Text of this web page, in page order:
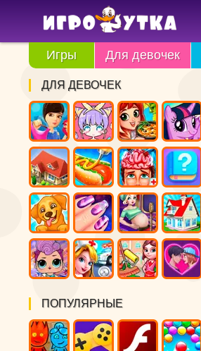
Игры Для девочек
ДЛЯ ДЕВОЧЕК
ПОПУЛЯРНЫЕ